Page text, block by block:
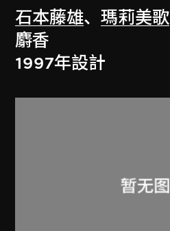
石本藤雄、瑪莉美歌
麝香
1997年設計